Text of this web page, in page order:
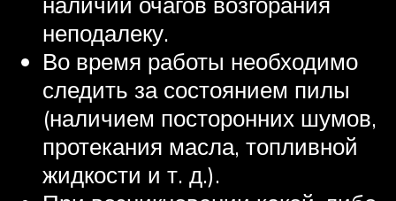
неподалеку.
Во время работы необходимо
следить за состоянием пилы
(наличием посторонних шумов,
протекания масла, топливной
жидкости и т. д.).